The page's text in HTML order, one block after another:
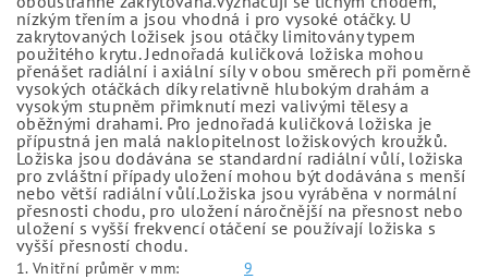
nízkým třením a jsou vhodná i pro vysoké otáčky. U
zakrytovaných ložisek jsou otáčky limitovány typem
použitého krytu. Jednořadá kuličková ložiska mohou
přenášet radiální i axiální síly v obou směrech při poměrně
vysokých otáčkách díky relativně hlubokým drahám a
vysokým stupněm přimknutí mezi valivými tělesy a
oběžnými drahami. Pro jednořadá kuličková ložiska je
přípustná jen malá naklopitelnost ložiskových kroužků.
Ložiska jsou dodávána se standardní radiální vůlí, ložiska
pro zvláštní případy uložení mohou být dodávána s menší
nebo větší radiální vůlí.Ložiska jsou vyráběna v normální
přesnosti chodu, pro uložení náročnější na přesnost nebo
uložení s vyšší frekvencí otáčení se používají ložiska s
vyšší přesností chodu.
1. Vnitřní průměr v mm:
9